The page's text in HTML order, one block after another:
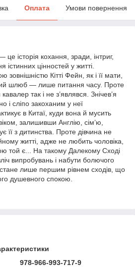
Оплата Умови повернення
історія кохання, зради, інтриг,
істинних цінностей у житті.
Кітті Фейн, як і її мати,
шлюб — лише питання часу. Проте
так і не з’являвся. Знічев’я
і сліпо закоханим у неї
в Китаї, куди вона й мусить
залишивши Англію, сім’ю,
її з дитинства. Проте дівчина не
житті, адже не любить чоловіка,
той є... На такому Далекому Сході
випробувань і набути болючого
стане лише першим рівнем сходів, що
душевного спокою.
978-966-993-717-9